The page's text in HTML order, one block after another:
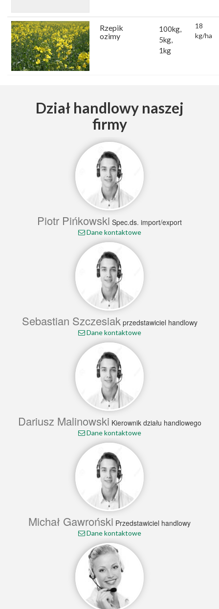
Rzepik
ozimy
100kg,
5kg,
1kg
18
kg/ha
Dział handlowy naszej
firmy
Piotr Pińkowski Spec.ds. import/export
Dane kontaktowe
Sebastian Szczesiak przedstawiciel handlowy
Dane kontaktowe
Dariusz Malinowski Kierownik działu handlowego
Dane kontaktowe
Michał Gawroński Przedstawiciel handlowy
Dane kontaktowe